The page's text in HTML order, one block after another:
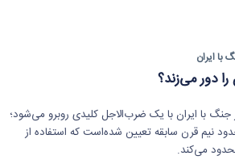
با ایران
دور می‌زند؟
جنگ با ایران با یک ضرب‌الاجل کلیدی روبرو می‌شود؛
نیم قرن سابقه تعیین شده‌است که استفاده از
می‌کند.